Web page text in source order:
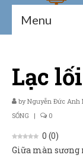
Menu
Giới thiệu
Hoạt
Dịch vụ
Lạc lối
byNguyễn Đức Anh
SỐNG
| 0
0 (0)
Giữa màn sương